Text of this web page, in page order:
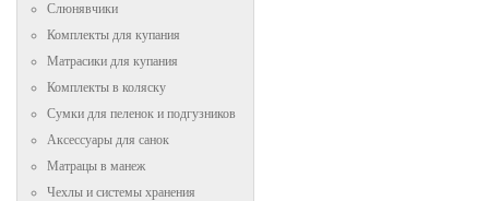
Слюнявчики
Комплекты для купания
Матрасики для купания
Комплекты в коляску
Сумки для пеленок и подгузников
Аксессуары для санок
Матрацы в манеж
Чехлы и системы хранения